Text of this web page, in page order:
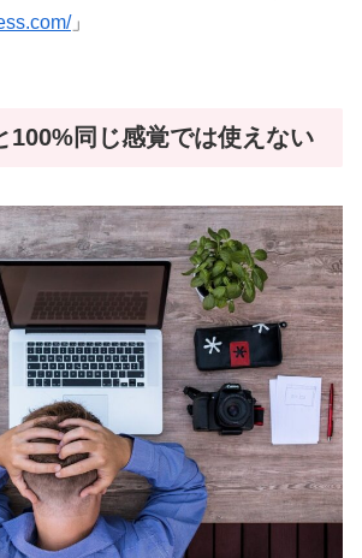
」
100%同じ感覚では使えない